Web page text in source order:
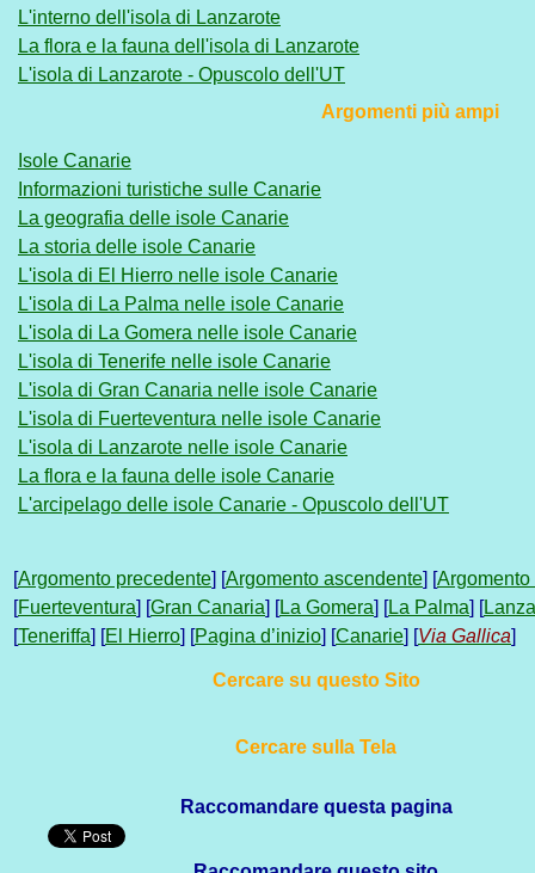
L'interno dell'isola di Lanzarote
La flora e la fauna dell'isola di Lanzarote
L'isola di Lanzarote - Opuscolo dell'UT
Argomenti più ampi
Isole Canarie
Informazioni turistiche sulle Canarie
La geografia delle isole Canarie
La storia delle isole Canarie
L'isola di El Hierro nelle isole Canarie
L'isola di La Palma nelle isole Canarie
L'isola di La Gomera nelle isole Canarie
L'isola di Tenerife nelle isole Canarie
L'isola di Gran Canaria nelle isole Canarie
L'isola di Fuerteventura nelle isole Canarie
L'isola di Lanzarote nelle isole Canarie
La flora e la fauna delle isole Canarie
L'arcipelago delle isole Canarie - Opuscolo dell'UT
[Argomento precedente] [Argomento ascendente] [
[Fuerteventura] [Gran Canaria] [La Gomera] [La Palma] [
[Teneriffa] [El Hierro] [Pagina d’inizio] [Canarie] [Via Gallica]
Cercare su questo Sito
Cercare sulla Tela
Raccomandare questa pagina